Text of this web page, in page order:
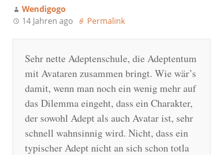
Wendigogo
14 Jahren ago
Permalink
Sehr nette Adeptenschule, die Adeptentum
mit Avataren zusammen bringt. Wie wär’s
damit, wenn man noch ein wenig mehr auf
das Dilemma eingeht, dass ein Charakter,
der sowohl Adept als auch Avatar ist, sehr
schnell wahnsinnig wird. Nicht, dass ein
typischer Adept nicht an sich schon totla